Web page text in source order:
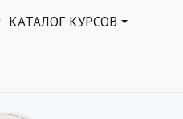
КАТАЛОГ КУРСОВ